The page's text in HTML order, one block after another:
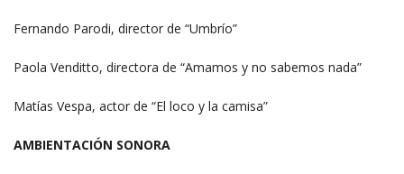
Fernando Parodi, director de “Umbrío”
Paola Venditto, directora de “Amamos y no sabemos nada”
Matías Vespa, actor de “El loco y la camisa”
AMBIENTACIÓN SONORA